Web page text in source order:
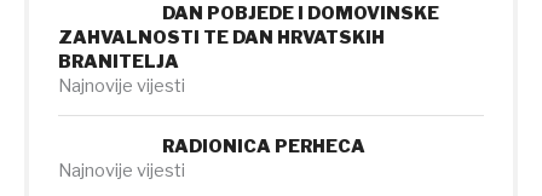
DAN POBJEDE I DOMOVINSKE
ZAHVALNOSTI TE DAN HRVATSKIH
BRANITELJA
Najnovije vijesti
RADIONICA PERHECA
Najnovije vijesti